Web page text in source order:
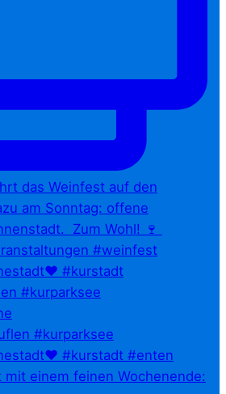
#kurparksee
einem feinen Wochenende: